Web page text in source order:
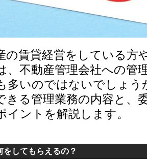
の賃貸経営をしている方
、不動産管理会社への管
多いのではないでしょう
きる管理業務の内容と、
イントを解説します。
してもらえるの？